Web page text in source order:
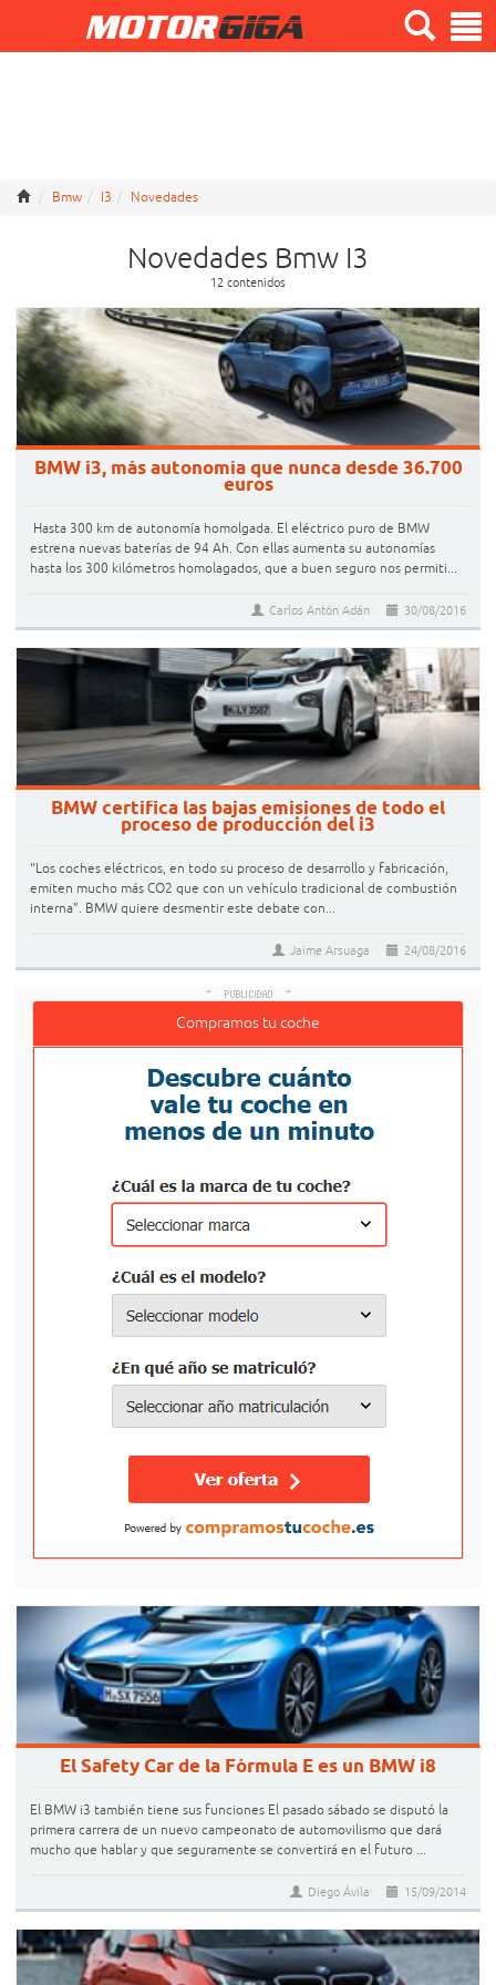
Bmw I3 Novedades
Novedades Bmw I3
12 contenidos
BMW i3, más autonomía que nunca desde 36.700
euros
Hasta 300 km de autonomía homolgada. El eléctrico puro de BMW
estrena nuevas baterías de 94 Ah. Con ellas aumenta su autonomías
hasta los 300 kilómetros homolagados, que a buen seguro nos permiti...
30/08/2016
Carlos Antón Adán
BMW certifica las bajas emisiones de todo el
proceso de producción del i3
“Los coches eléctricos, en todo su proceso de desarrollo y fabricación,
emiten mucho más CO2 que con un vehículo tradicional de combustión
interna”. BMW quiere desmentir este debate con...
24/08/2016
Jaime Arsuaga
Compramos tu coche
El Safety Car de la Fórmula E es un BMW i8
El BMW i3 también tiene sus funciones El pasado sábado se disputó la
primera carrera de un nuevo campeonato de automovilismo que dará
mucho que hablar y que seguramente se convertirá en el futuro ...
15/09/2014
Diego Ávila